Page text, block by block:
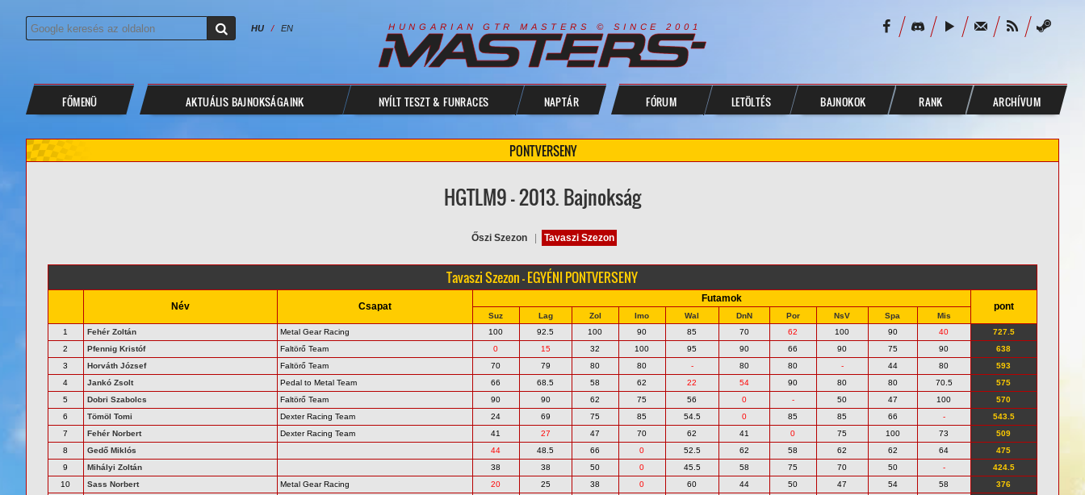
HU / EN H U N G A R I A N G T R M A S T E R S © S I N C E 2 0 0 1
FŐMENÜ AKTUÁLIS BAJNOKSÁGAINK NYÍLT TESZT & FUNRACES NAPTÁR FÓRUM LETÖLTÉS BAJNOKOK RANK ARCHÍVUM
PONTVERSENY
HGTLM9 - 2013. Bajnokság
Őszi Szezon Tavaszi Szezon
Tavaszi Szezon - EGYÉNI PONTVERSENY
Név Csapat
Futamok
pont
Suz Lag Zol Imo Wal DnN Por NsV Spa
Mis
1
Fehér Zoltán Metal Gear Racing 100 92.5 100 90 85 70 62 100 90 40
727.5
2
Pfennig Kristóf Faltörő Team 0 15 32 100 95 90 66 90 75 90
638
3
Horváth József Faltörő Team 70 79 80 80 - 80 80 - 44 80
593
4
Jankó Zsolt Pedal to Metal Team 66 68.5 58 62 22 54 90 80 80 70.5
575
5
Dobri Szabolcs Faltörő Team 90 90 62 75 56 0 - 50 47 100
570
6
Tömöl Tomi Dexter Racing Team 24 69 75 85 54.5 0 85 85 66 -
543.5
7
Fehér Norbert Dexter Racing Team 41 27 47 70 62 41 0 75 100 73
509
8
Gedő Miklós 44 48.5 66 0 52.5 62 58 62 62 64
475
9
Mihályi Zoltán 38 38 50 0 45.5 58 75 70 50 -
424.5
10
Sass Norbert Metal Gear Racing 20 25 38 0 60 44 50 47 54 58
376